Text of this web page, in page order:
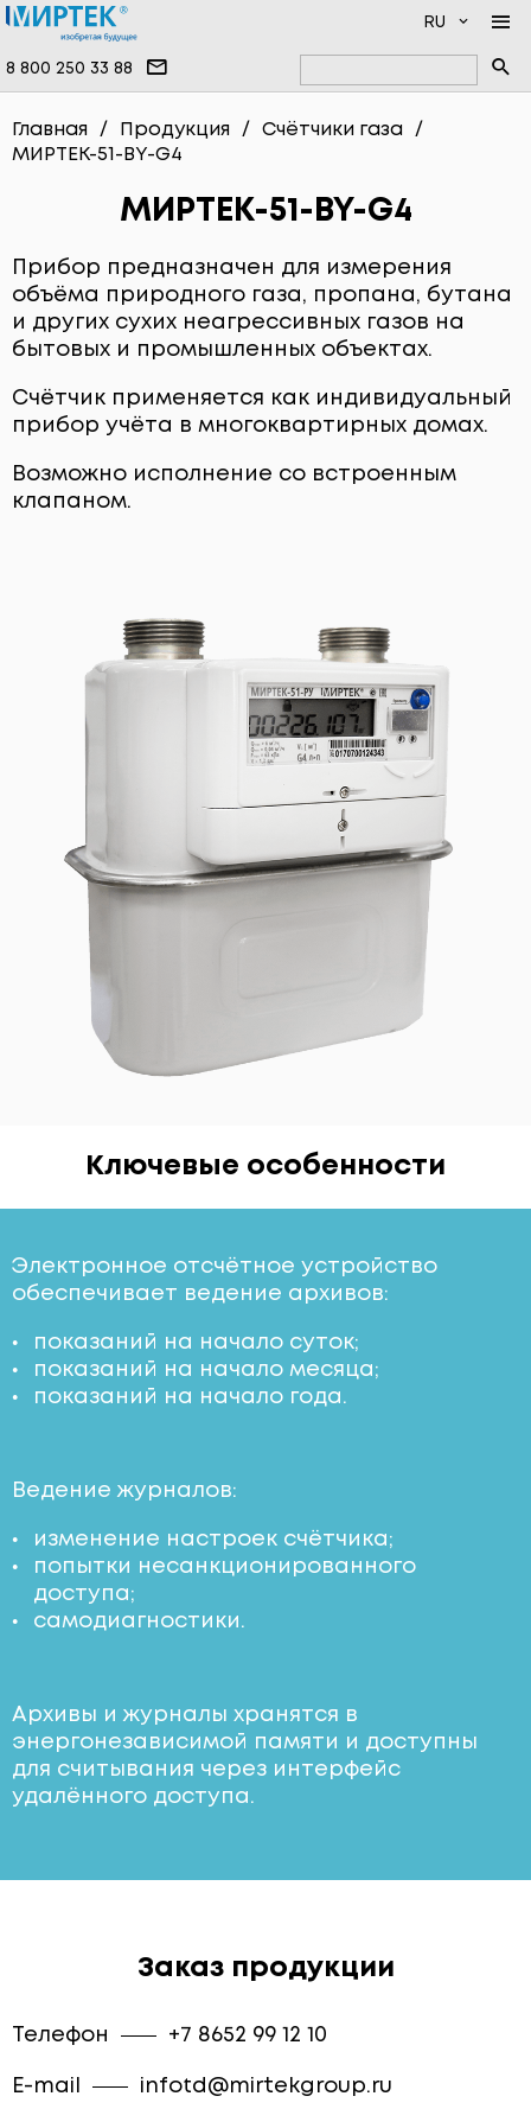
8 800 250 33 88
RU
НОВОСТИ
НАМ ДОВЕРЯЮТ
ПРОДУКЦИЯ
ПРОГРАММНОЕ ОБЕСПЕЧЕНИЕ
ОДНОФАЗНЫЕ СЧЁТЧИКИ
ТРЁХФАЗНЫЕ СЧЁТЧИКИ
СЧЁТЧИКИ ТЕПЛА
СЧЁТЧИКИ ГАЗА
СИСТЕМЫ ПЕРЕДАЧИ ДАННЫХ
ДОКУМЕНТАЦИЯ
ПРОИЗВОДСТВО
ВОПРОСЫ И ОТВЕТЫ
Главная Продукция
Счётчики газа
МИРТЕК-51-BY-G4
МИРТЕК-51-BY-G4
Прибор предназначен для измерения
объёма природного газа, пропана, бутана
и других сухих неагрессивных газов на
бытовых и промышленных объектах.
Счётчик применяется как индивидуальный
прибор учёта в многоквартирных домах.
Возможно исполнение со встроенным
клапаном.
Ключевые особенности
Электронное отсчётное устройство
обеспечивает ведение архивов:
показаний на начало суток;
показаний на начало месяца;
показаний на начало года.
Ведение журналов:
изменение настроек счётчика;
попытки несанкционированного
доступа;
самодиагностики.
Архивы и журналы хранятся в
энергонезависимой памяти и доступны
для считывания через интерфейс
удалённого доступа.
Заказ продукции
Телефон +7 8652 99 12 10
E-mail infotd@mirtekgroup.ru